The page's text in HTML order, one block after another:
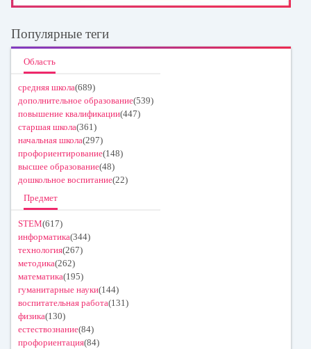
Популярные теги
Область
средняя школа(689)
дополнительное образование(539)
повышение квалификации(447)
старшая школа(361)
начальная школа(297)
профориентирование(148)
высшее образование(48)
дошкольное воспитание(22)
Предмет
STEM(617)
информатика(344)
технология(267)
методика(262)
математика(195)
гуманитарные науки(144)
воспитательная работа(131)
физика(130)
естествознание(84)
профориентация(84)